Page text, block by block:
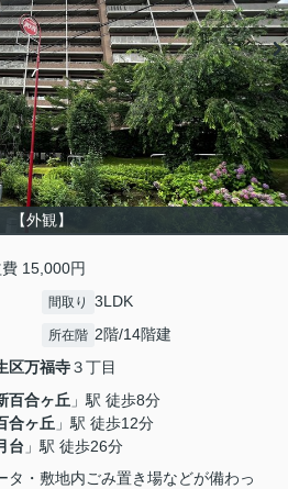
【外観】
15,000円
間取り 3LDK
所在階 2階/14階建
区万福寺３丁目
百合ヶ丘 」駅 徒歩8分
合ヶ丘 」駅 徒歩12分
台 」駅 徒歩26分
タ・敷地内ごみ置き場などが備わっ